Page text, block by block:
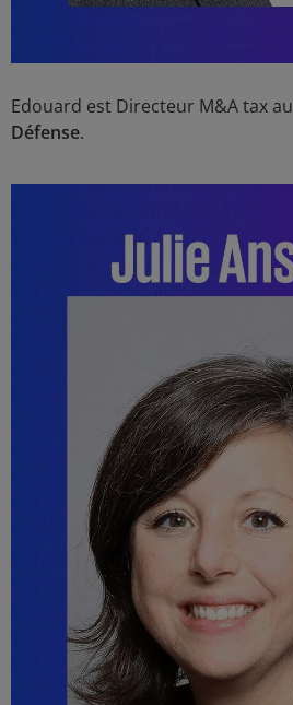
Edouard est Directeur M&A tax
Défense.